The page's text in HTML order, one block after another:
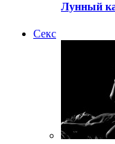
Лунный
Секс